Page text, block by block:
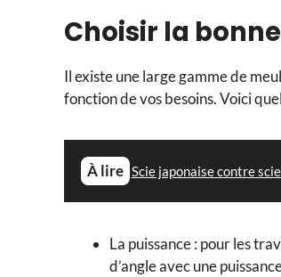
Choisir la
Il existe une large gamme de
fonction de vos besoins. Voici
À lire Scie japonaise contre
La puissance : pour les
d’angle avec une